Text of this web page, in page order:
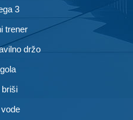
3
trener
držo
briši